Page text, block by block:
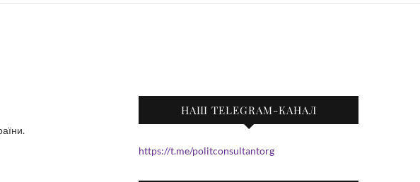
НАШ TELEGRAM-КАНАЛ
https://t.me/politconsultantorg